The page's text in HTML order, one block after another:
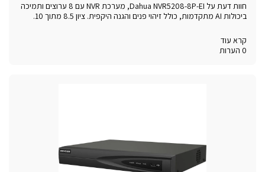
חוות דעת על Dahua NVR5208-8P-EI, מערכת NVR עם 8 ערוצים ותמיכה
ביכולות AI מתקדמות, כולל זיהוי פנים והגנה היקפית. ציון 8.5 מתוך 10.
קרא עוד
0 הערות